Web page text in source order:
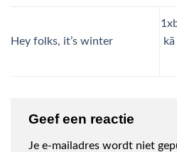
Hey folks, it’s winter
Geef een reactie
Je e-mailadres wordt niet